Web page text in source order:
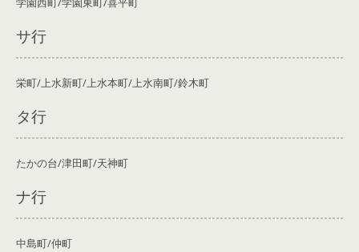
サ行
栄町/上水新町/上水本町/上水南町/鈴木町
タ行
たかの台/津田町/天神町
ナ行
中島町/仲町